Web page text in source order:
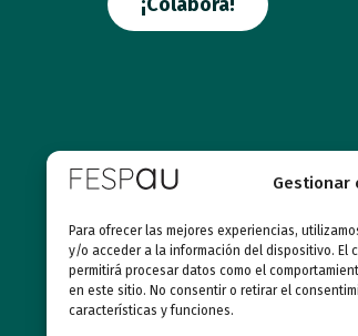
Gestionar
Para ofrecer las mejores experiencias,
y/o acceder a la información del dispositivo. El
permitirá procesar datos como el
en este sitio. No consentir o retirar el
características y funciones.